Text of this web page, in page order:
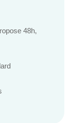
48h,